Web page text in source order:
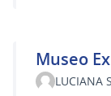
Museo
LUCIANA